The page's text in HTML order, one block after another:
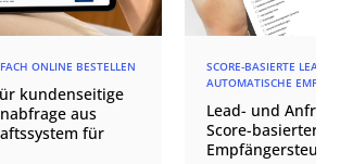
ONLINE BESTELLEN
kundenseitige
aus
für
SCORE-BASIERTE LEAD-
AUTOMATISCHE
Lead- und
Score-basierter